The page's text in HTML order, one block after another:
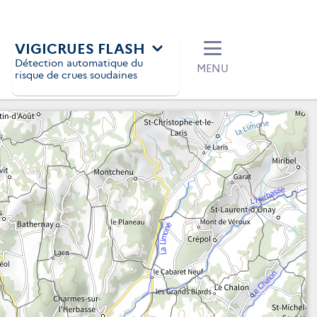
VIGICRUES FLASH
Détection automatique du
risque de crues soudaines
MENU